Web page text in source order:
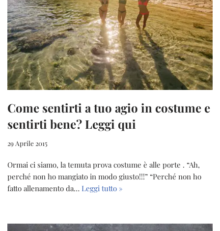
Come sentirti a tuo agio in costume e
sentirti bene? Leggi qui
29 Aprile 2015
Ormai ci siamo, la temuta prova costume è alle porte . “Ah,
perché non ho mangiato in modo giusto!!!” “Perché non ho
fatto allenamento da… Leggi tutto »